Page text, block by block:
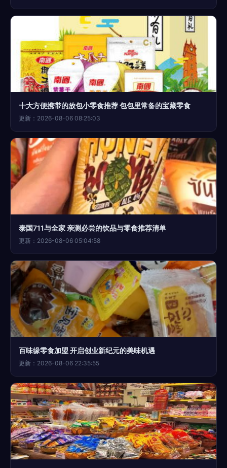
十大方便携带的放包小零食推荐 包包里常备的宝藏零食
更新：2026-08-06 08:25:03
泰国711与全家 亲测必尝的饮品与零食推荐清单
更新：2026-08-06 05:04:58
百味缘零食加盟 开启创业新纪元的美味机遇
更新：2026-08-06 22:35:55